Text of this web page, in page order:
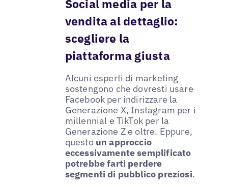
Social media per la
vendita al dettaglio:
scegliere la
piattaforma giusta
Alcuni esperti di marketing
sostengono che dovresti usare
Facebook per indirizzare la
Generazione X, Instagram per i
millennial e TikTok per la
Generazione Z e oltre. Eppure,
questo un approccio
eccessivamente semplificato
potrebbe farti perdere
segmenti di pubblico preziosi.